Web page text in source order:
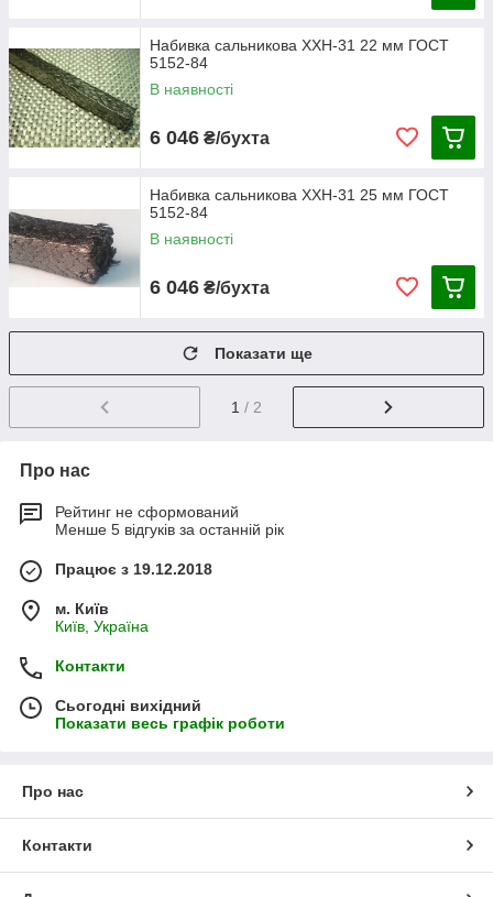
Набивка сальникова ХХН-31 22 мм ГОСТ
5152-84
В наявності
6 046 ₴/бухта
Набивка сальникова ХХН-31 25 мм ГОСТ
5152-84
В наявності
6 046 ₴/бухта
Показати ще
1 / 2
Про нас
Рейтинг не сформований
Менше 5 відгуків за останній рік
Працює з 19.12.2018
м. Київ
Київ, Україна
Контакти
Сьогодні вихідний
Показати весь графік роботи
Про нас
Контакти